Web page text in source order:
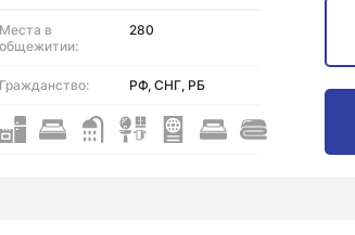
Места в
общежитии:
280
Гражданство: РФ, СНГ, РБ